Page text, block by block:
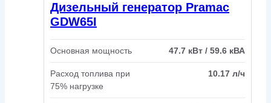
Дизельный генератор Pramac
GDW65I
Основная мощность 47.7 кВт / 59.6 кВА
Расход топлива при
75% нагрузке
10.17 л/ч